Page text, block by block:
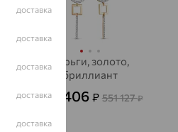
Серьги, золото,
бриллиант
198 406 ₽ 551 127₽
доставка
доставка
доставка
доставка
доставка